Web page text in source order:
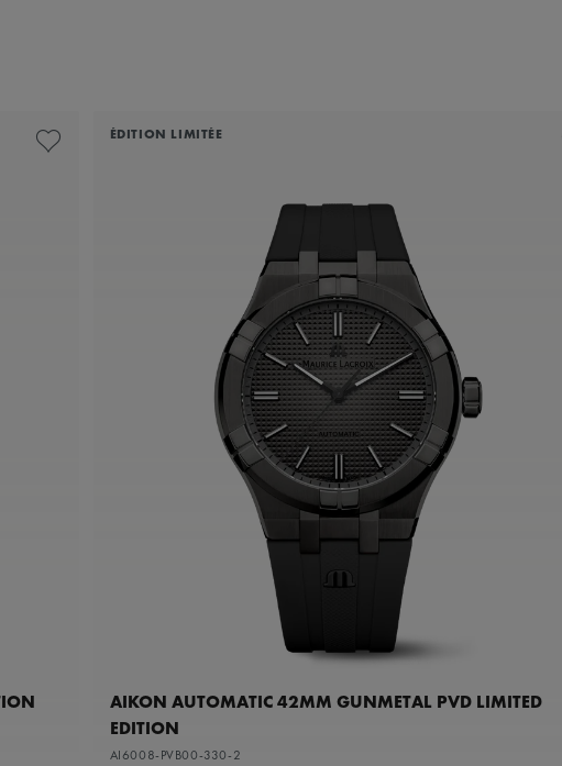
ÉDITION LIMITÉE
AIKON AUTOMATIC 42MM GUNMETAL PVD LIMITED
EDITION
AI6008-PVB00-330-2